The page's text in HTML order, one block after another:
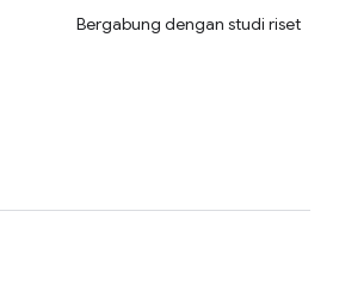
Bergabung dengan studi riset